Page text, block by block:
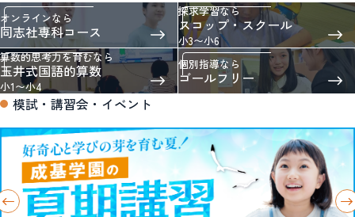
オンラインなら
同志社専科コース
探求学習なら
スコップ・スクール
小3〜小6
算数的思考力を育むなら
玉井式国語的算数
小1〜小4
個別指導なら
ゴールフリー
模試・講習会・イベント